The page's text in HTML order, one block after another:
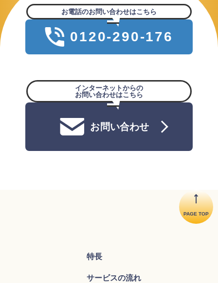
お電話のお問い合わせはこちら
0120-290-176
インターネットからの
お問い合わせはこちら
お問い合わせ
PAGE TOP
特長
サービスの流れ